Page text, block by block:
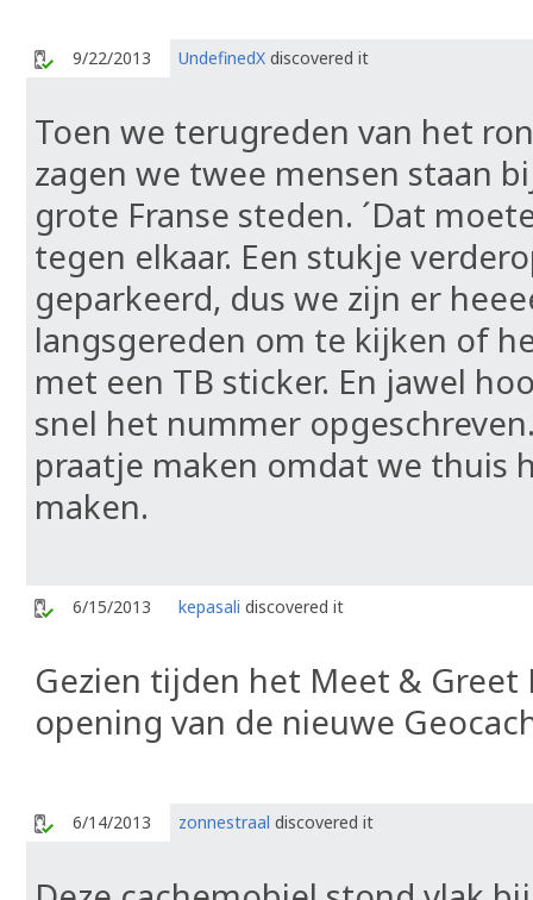
9/22/2013 UndefinedX discovered it
Toen we terugreden van het
zagen we twee mensen staan
grote Franse steden. ´Dat
tegen elkaar. Een stukje
geparkeerd, dus we zijn er
langsgereden om te kijken of
met een TB sticker. En jawel
snel het nummer
praatje maken omdat we thuis
maken.
6/15/2013 kepasali discovered it
Gezien tijden het Meet & Greet
opening van de nieuwe
6/14/2013 zonnestraal discovered it